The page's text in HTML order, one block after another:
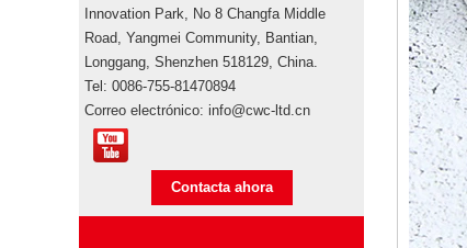
Conjuntos electrónicos de
cajas de regalo
promocionales de Pepsi.
de memoria usb flash drive
Innovation Park, No 8 Changfa Middle
Road, Yangmei Community, Bantian,
Longgang, Shenzhen 518129, China.
Tel: 0086-755-81470894
Correo electrónico: info@cwc-ltd.cn
Contacta ahora
Autorización de marca
Autorización de marca Los productos
promocionales son productos de marca,
al tomar el transporte marítimo para la
importación, el clima’A través ...
Anti-epidemic supplies update